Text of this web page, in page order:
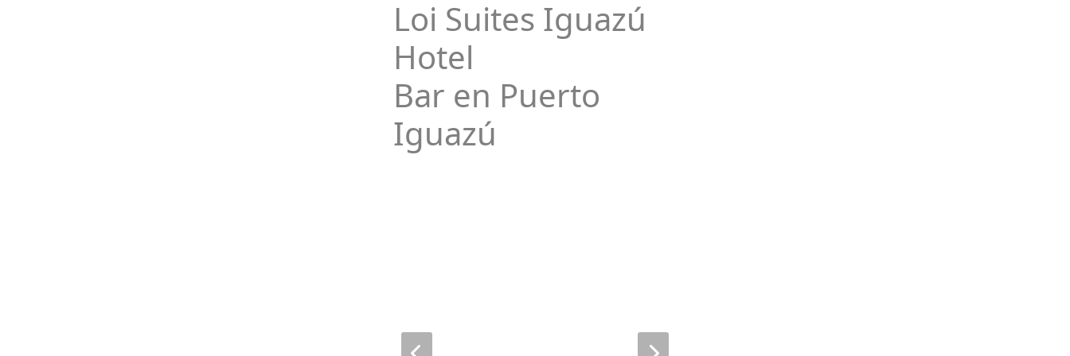
Loi Suites Iguazú
Hotel
Bar en Puerto
Iguazú